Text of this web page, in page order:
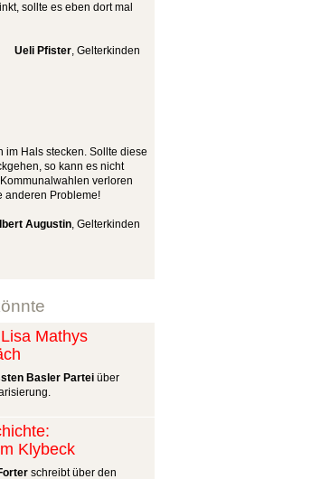
sollte es eben dort mal
Ueli Pfister, Gelterkinden
im Hals stecken. Sollte diese
so kann es nicht
verloren
anderen Probleme!
Augustin, Gelterkinden
Mathys
Basler Partei über
Klybeck
schreibt über den